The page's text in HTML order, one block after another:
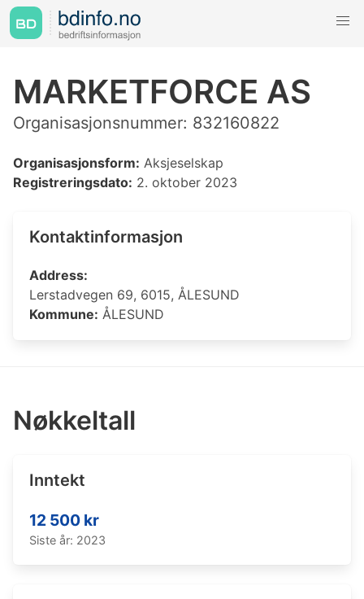
MARKETFORCE AS
Organisasjonsnummer: 832160822
Organisasjonsform: Aksjeselskap
Registreringsdato: 2. oktober 2023
Kontaktinformasjon
Address:
Lerstadvegen 69, 6015, ÅLESUND
Kommune: ÅLESUND
Nøkkeltall
Inntekt
12 500 kr
Siste år: 2023